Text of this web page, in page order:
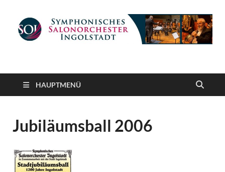
Symphonisches
Salonorchester
Ingolstadt
HAUPTMENÜ
Jubiläumsball 2006